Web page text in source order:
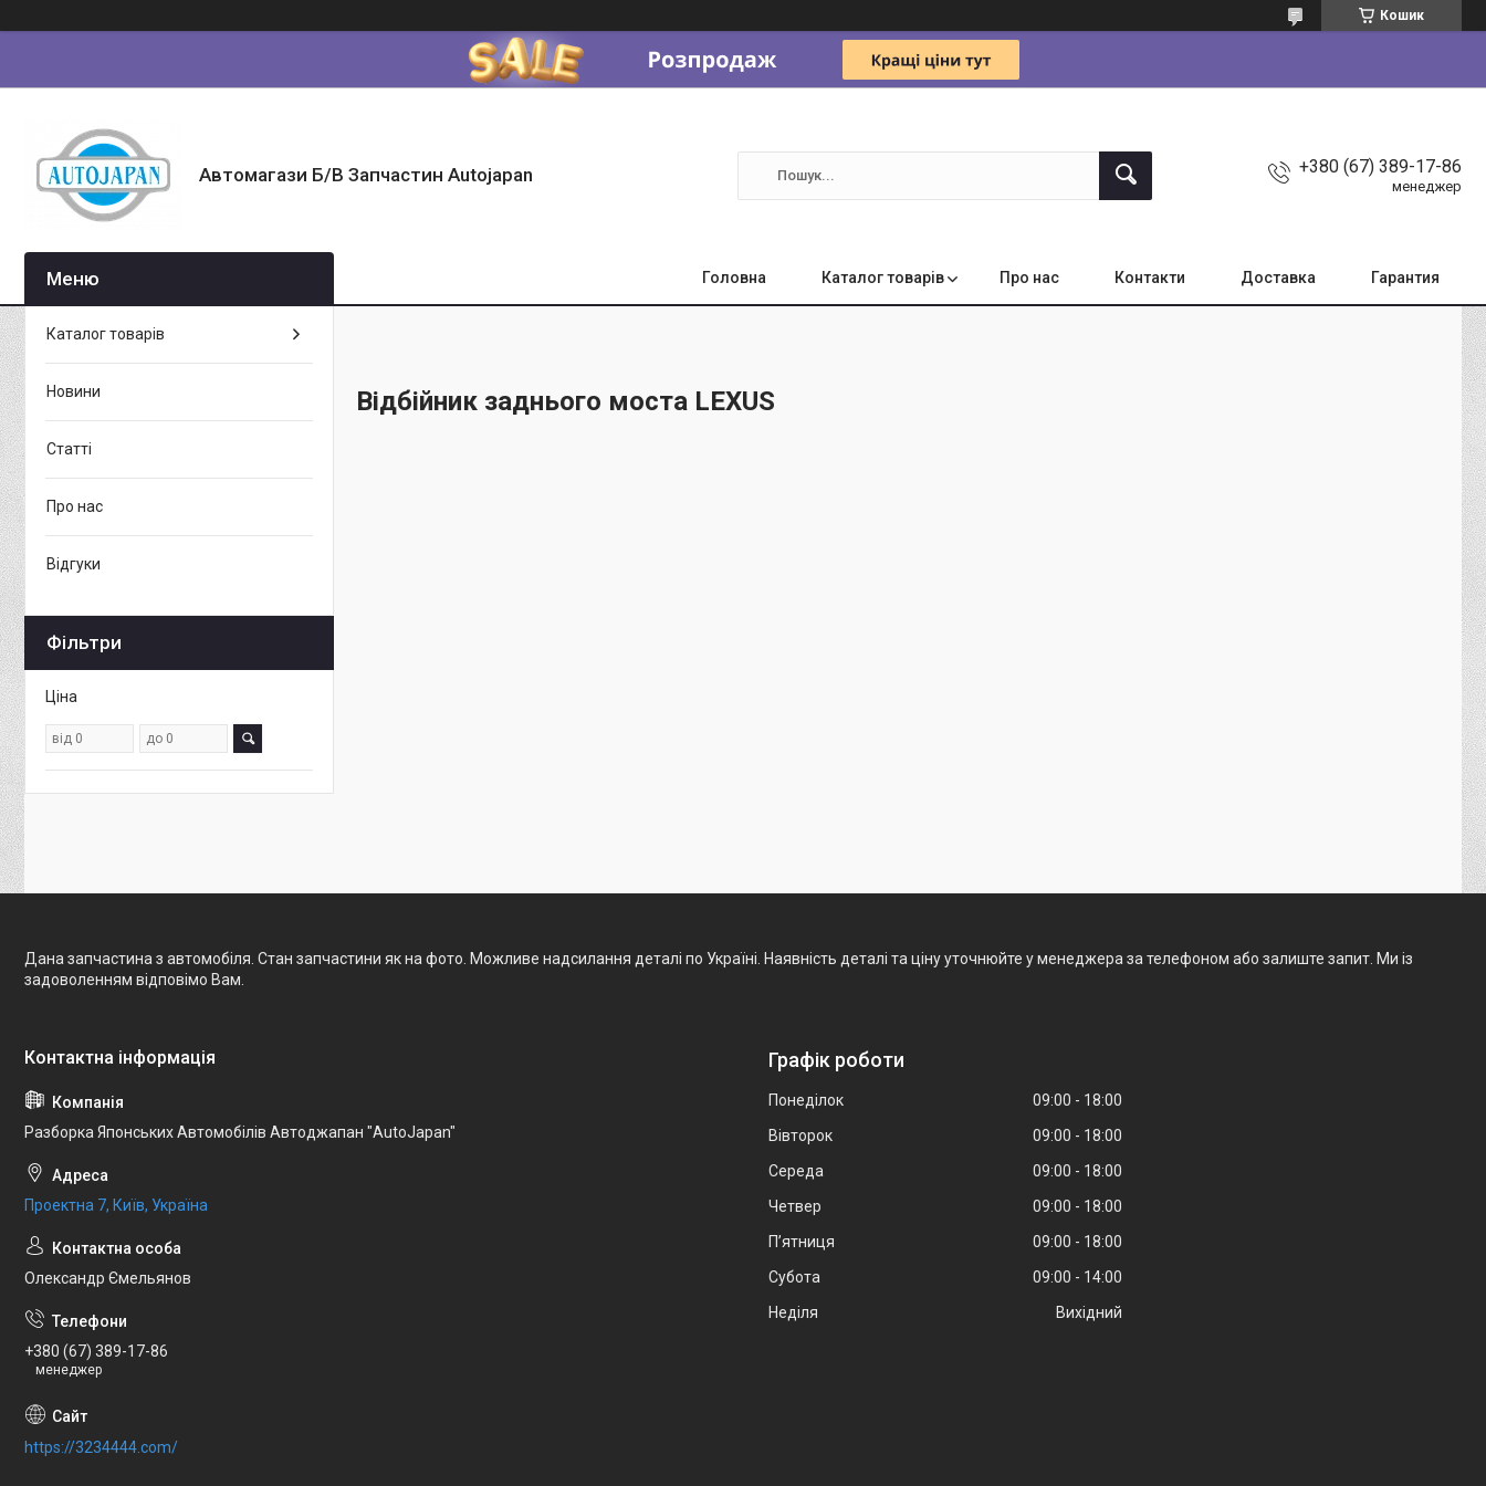
Кошик
Автомагази Б/В Запчастин Autojapan +380 (67) 389-17-86
менеджер
Головна Каталог товарів Про нас Контакти Доставка Гарантия
Відбійник заднього моста LEXUS
Каталог товарів
Новини
Статті
Про нас
Відгуки
Фільтри
Ціна
Дана запчастина з автомобіля. Стан запчастини як на фото. Можливе надсилання деталі по Україні. Наявність деталі та ціну уточнюйте у менеджера за телефоном або залиште запит. Ми із
задоволенням відповімо Вам.
Разборка Японських Автомобілів Автоджапан "AutoJapan"
Проектна 7, Київ, Україна
Олександр Ємельянов
+380 (67) 389-17-86
менеджер
https://3234444.com/
Графік роботи
Понеділок 09:00
18:00
Вівторок
09:00
18:00
Середа
09:00
18:00
Четвер
09:00
18:00
Пʼятниця
09:00
18:00
Субота
09:00
14:00
Неділя
Вихідний